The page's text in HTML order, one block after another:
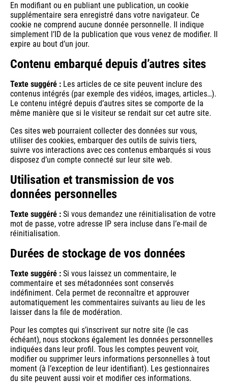
En modifiant ou en publiant une publication, un cookie
supplémentaire sera enregistré dans votre navigateur. Ce
cookie ne comprend aucune donnée personnelle. Il indique
simplement l’ID de la publication que vous venez de modifier. Il
expire au bout d’un jour.
Contenu embarqué depuis d’autres sites
Texte suggéré : Les articles de ce site peuvent inclure des
contenus intégrés (par exemple des vidéos, images, articles…).
Le contenu intégré depuis d’autres sites se comporte de la
même manière que si le visiteur se rendait sur cet autre site.
Ces sites web pourraient collecter des données sur vous,
utiliser des cookies, embarquer des outils de suivis tiers,
suivre vos interactions avec ces contenus embarqués si vous
disposez d’un compte connecté sur leur site web.
Utilisation et transmission de vos
données personnelles
Texte suggéré : Si vous demandez une réinitialisation de votre
mot de passe, votre adresse IP sera incluse dans l’e-mail de
réinitialisation.
Durées de stockage de vos données
Texte suggéré : Si vous laissez un commentaire, le
commentaire et ses métadonnées sont conservés
indéfiniment. Cela permet de reconnaître et approuver
automatiquement les commentaires suivants au lieu de les
laisser dans la file de modération.
Pour les comptes qui s’inscrivent sur notre site (le cas
échéant), nous stockons également les données personnelles
indiquées dans leur profil. Tous les comptes peuvent voir,
modifier ou supprimer leurs informations personnelles à tout
moment (à l’exception de leur identifiant). Les gestionnaires
du site peuvent aussi voir et modifier ces informations.